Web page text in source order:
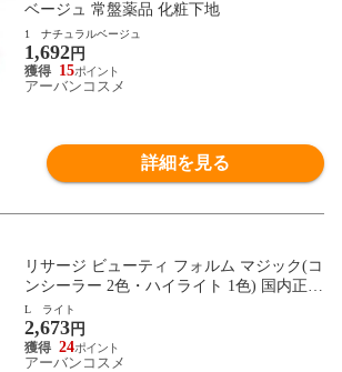
ベージュ 常盤薬品 化粧下地
1 ナチュラルベージュ
1,692円
15
アーバンコスメ
詳細を見る
リサージ ビューティ フォルム マジック(コ
ンシーラー 2色・ハイライト 1色) 国内正規
品 L ライト
L ライト
2,673円
24
アーバンコスメ